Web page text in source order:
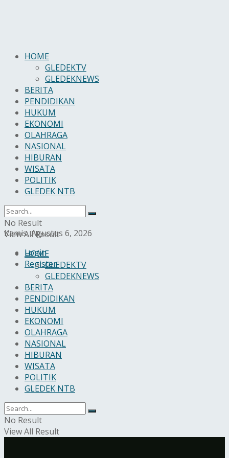
Kamis, Agustus 6, 2026
Login
Register
HOME
GLEDEKTV
GLEDEKNEWS
BERITA
PENDIDIKAN
HUKUM
EKONOMI
OLAHRAGA
NASIONAL
HIBURAN
WISATA
POLITIK
GLEDEK NTB
No Result
View All Result
HOME
GLEDEKTV
GLEDEKNEWS
BERITA
PENDIDIKAN
HUKUM
EKONOMI
OLAHRAGA
NASIONAL
HIBURAN
WISATA
POLITIK
GLEDEK NTB
No Result
View All Result